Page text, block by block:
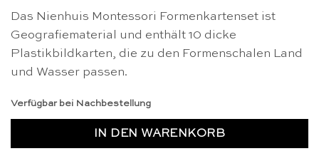
Das Nienhuis Montessori Formenkartenset ist
Geografiematerial und enthält 10 dicke
Plastikbildkarten, die zu den Formenschalen Land
und Wasser passen.
Verfügbar bei Nachbestellung
IN DEN WARENKORB